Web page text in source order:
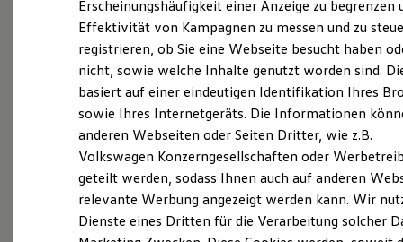
Ladezeitensimulator
Batterie
Sicherheit
Garantie und Lebensdauer
Nachhaltigkeit
Technologie
Kosten und Kauf
Verbrauchskosten
Kaufoptionen
E-Auto-Förderung
Software und Konnektivität
Die ID. Software 6
ID. Software Versionen und Updates
Digitale Extras
Schnittstellen zu Ihrem ID.
Fahrzeugangebot anfordern
Servicetermin buchen
Erscheinungshäufigkeit einer Anzeige zu begrenzen
Effektivität von Kampagnen zu messen und zu
registrieren, ob Sie eine Webseite besucht haben
nicht, sowie welche Inhalte genutzt worden sind.
basiert auf einer eindeutigen Identifikation Ihres
sowie Ihres Internetgeräts. Die Informationen
anderen Webseiten oder Seiten Dritter, wie z.B.
Volkswagen Konzerngesellschaften oder
geteilt werden, sodass Ihnen auch auf anderen
relevante Werbung angezeigt werden kann. Wir
Dienste eines Dritten für die Verarbeitung solcher